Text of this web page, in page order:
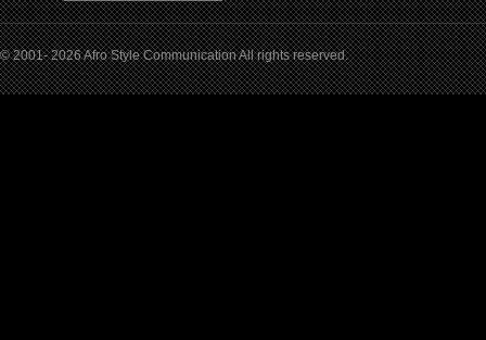
© 2001- 2026 Afro Style Communication All rights reserved.